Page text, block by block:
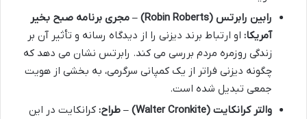
رابین رابرتس (Robin Roberts) – مجری برنامه صبح بخیر
آمریکا: او ارتباط برند دیزنی را از دیدگاه رسانه و تأثیر آن بر
زندگی روزمره مردم بررسی می کند. رابرتس نشان می دهد که
چگونه دیزنی فراتر از یک کمپانی سرگرمی، به بخشی از هویت
جمعی تبدیل شده است.
والتر کرانکایت (Walter Cronkite) – طراح:
کرانکایت در این